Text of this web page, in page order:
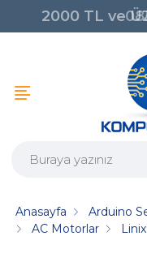
Anasayfa Arduino
AC Motorlar
Linix